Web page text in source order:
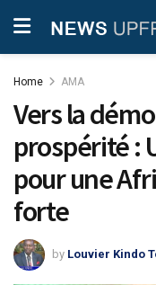
Home AMA
Vers la
prospérité :
pour une
forte
by Louvier Kindo